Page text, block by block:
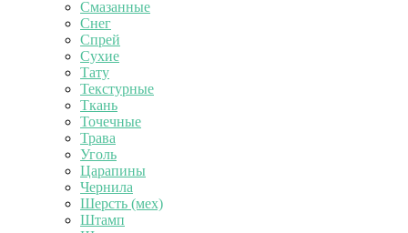
Смазанные
Снег
Спрей
Сухие
Тату
Текстурные
Ткань
Точечные
Трава
Уголь
Царапины
Чернила
Шерсть (мех)
Штамп